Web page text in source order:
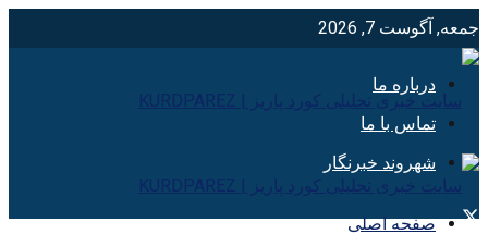
جمعه, آگوست 7, 2026
درباره ما
تماس با ما
شهروند خبرنگار
صفحه اصلی